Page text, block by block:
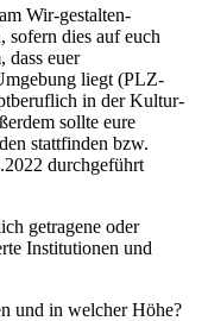
Wir-gestalten-
sofern dies auf euch
dass euer
liegt (PLZ-
in der Kultur-
sollte eure
stattfinden bzw.
durchgeführt
getragene oder
Institutionen und
und in welcher Höhe?